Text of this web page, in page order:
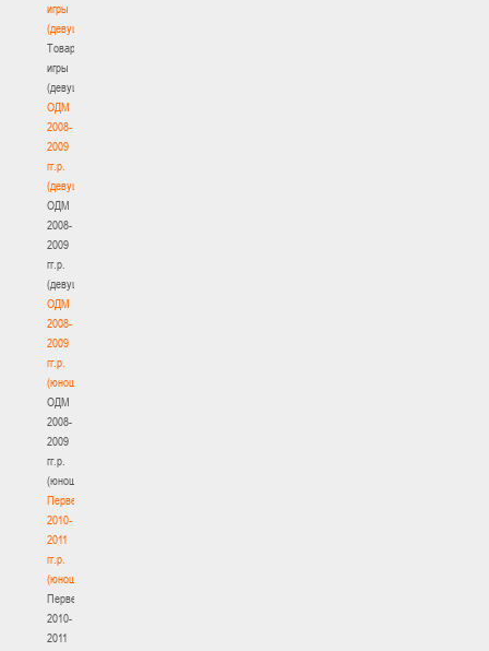
игры
(девушки)
Товарищеские
игры
(девушки)
ОДМ
2008-
2009
гг.р.
(девушки)
ОДМ
2008-
2009
гг.р.
(девушки)
ОДМ
2008-
2009
гг.р.
(юноши)
ОДМ
2008-
2009
гг.р.
(юноши)
Первенство
2010-
2011
гг.р.
(юноши)
Первенство
2010-
2011